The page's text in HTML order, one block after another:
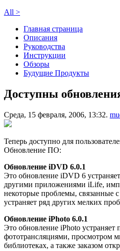
All >
Главная страница
Описания
Руководства
Инструкции
Обзоры
Будущие Продукты
Доступны
Среда, 15 февраля, 2006, 13:32.
Теперь доступно для
Обновление ПО:
Обновление iDVD 6.0.1
Это обновление iDVD 6
другими приложениями iLife,
некоторые проблемы, связанные
устраняет ряд других мелких
Обновление iPhoto 6.0.1
Это обновление iPhoto устраняет
фототрансляциями, просмотром
библиотеках, а также заказом